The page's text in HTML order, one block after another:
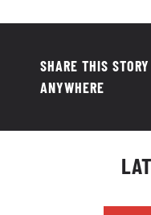
SHARE THIS STORY
ANYWHERE